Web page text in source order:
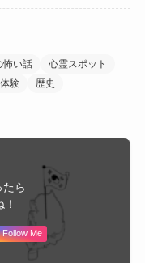
怖い話
心霊スポット
験
歴史
ら
Follow Me